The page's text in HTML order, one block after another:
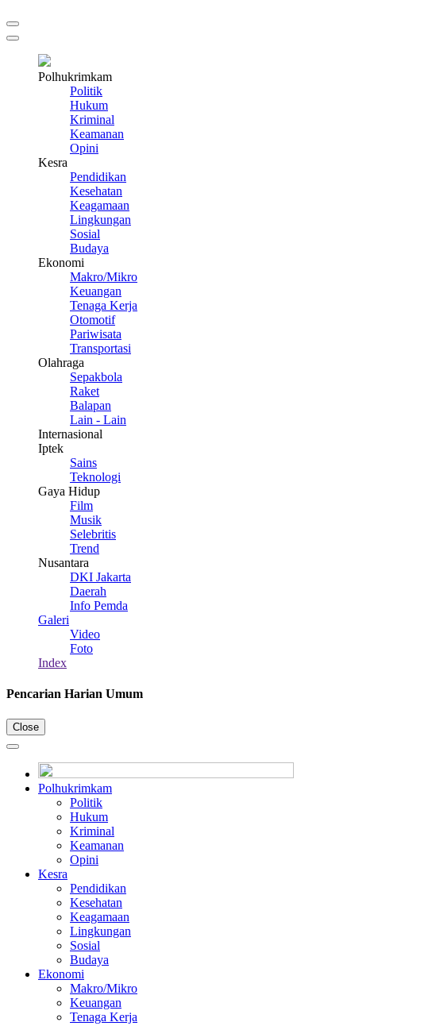
Polhukrimkam
Politik
Hukum
Kriminal
Keamanan
Opini
Kesra
Pendidikan
Kesehatan
Keagamaan
Lingkungan
Sosial
Budaya
Ekonomi
Makro/Mikro
Keuangan
Tenaga Kerja
Otomotif
Pariwisata
Transportasi
Olahraga
Sepakbola
Raket
Balapan
Lain - Lain
Internasional
Iptek
Sains
Teknologi
Gaya Hidup
Film
Musik
Selebritis
Trend
Nusantara
DKI Jakarta
Daerah
Info Pemda
Galeri
Video
Foto
Index
Pencarian Harian Umum
Close
Polhukrimkam
Politik
Hukum
Kriminal
Keamanan
Opini
Kesra
Pendidikan
Kesehatan
Keagamaan
Lingkungan
Sosial
Budaya
Ekonomi
Makro/Mikro
Keuangan
Tenaga Kerja